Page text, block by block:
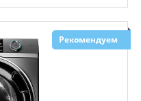
Рекомендуем